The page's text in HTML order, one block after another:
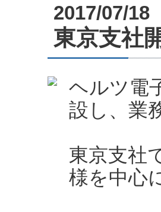
2017/07/18
東京支社
ヘルツ電
設し、業
東京支社
様を中心